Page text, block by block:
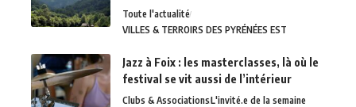
Toute l'actualité
VILLES & TERROIRS DES PYRÉNÉES EST
Jazz à Foix : les masterclasses, là où le
festival se vit aussi de l’intérieur
Clubs & AssociationsL'invité.e de la semaine